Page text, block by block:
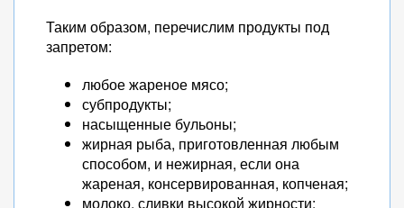
Таким образом, перечислим продукты под
запретом:
любое жареное мясо;
субпродукты;
насыщенные бульоны;
жирная рыба, приготовленная любым
способом, и нежирная, если она
жареная, консервированная, копченая;
молоко, сливки высокой жирности;